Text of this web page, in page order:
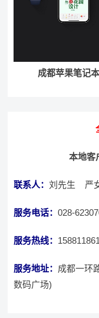
成都苹果笔记
本地客
联系人：刘先生 严
服务电话：028-
服务热线：
服务地址： 成都一环
数码广场)